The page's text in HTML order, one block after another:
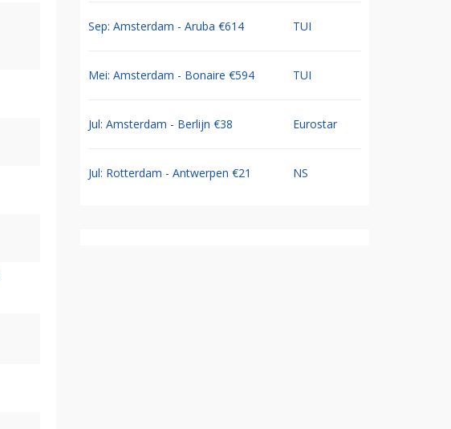
Sep: Amsterdam - Aruba €614 TUI
Mei: Amsterdam - Bonaire €594 TUI
Jul: Amsterdam - Berlijn €38 Eurostar
Jul: Rotterdam - Antwerpen €21 NS